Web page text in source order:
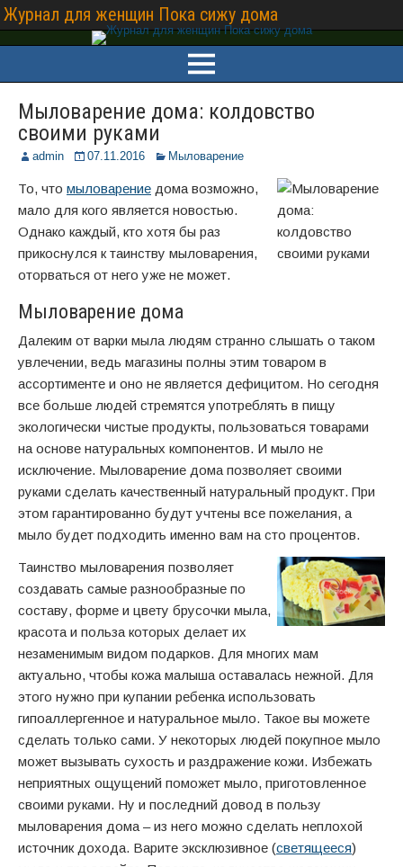
Журнал для женщин Пока сижу дома
Мыловарение дома: колдовство
своими руками
admin 07.11.2016 Мыловарение
То, что мыловарение дома возможно,
мало для кого является новостью.
Однако каждый, кто хотя бы раз
прикоснулся к таинству мыловарения,
оторваться от него уже не может.
Мыловарение дома
Далеким от варки мыла людям странно слышать о таком
увлечении, ведь магазины полны этим товаром в
ассортименте и оно не является дефицитом. Но сегодня
все больше людей стремятся употреблять в пищу
экологически чистые продукты, пользоваться товарами
на основе натуральных компонентов. И мыло не
исключение. Мыловарение дома позволяет своими
руками сделать качественный натуральный продукт. При
этом гарантированно будут учтены все пожелания, а
мыло будет подходить именно вам на сто процентов.
Таинство мыловарения позволяет
создавать самые разнообразные по
составу, форме и цвету брусочки мыла,
красота и польза которых делает их
незаменимым видом подарков. Для многих мам
актуально, чтобы кожа малыша оставалась нежной. Для
этого нужно при купании ребенка использовать
гипоаллергенное и натуральное мыло. Такое вы можете
сделать только сами. У некоторых людей покупное мыло
может вызывать сухость и раздражение кожи. Избежать
неприятных ощущений поможет мыло, приготовленное
своими руками. Ну и последний довод в пользу
мыловарения дома – из него можно сделать неплохой
источник дохода. Варите эксклюзивное (светящееся)